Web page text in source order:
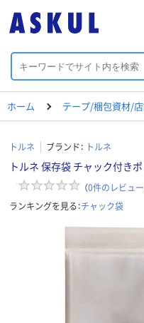
ホーム テープ/梱包資材/
トルネ ブランド： トルネ
トルネ 保存袋 チャック付き
（0件のレビュー
ランキングを見る：チャック袋